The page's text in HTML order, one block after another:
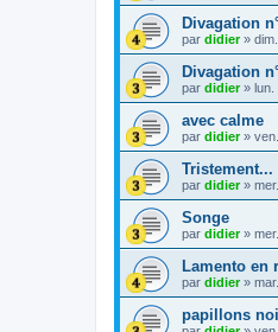
Divagation
par didier»
Divagation
par didier» lun.
avec calme
par didier»
Tristement...
par didier»
Songe
par didier»
Lamento en
par didier»
papillons